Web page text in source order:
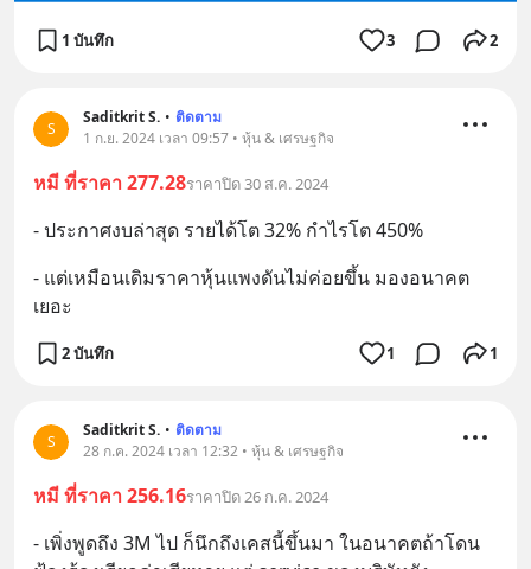
1 บันทึก 3 2
S
Saditkrit S. • ติดตาม
1 ก.ย. 2024 เวลา 09:57 • หุ้น & เศรษฐกิจ
หมี ที่ราคา 277.28ราคาปิด 30 ส.ค. 2024
- ประกาศงบล่าสุด รายได้โต 32% กำไรโต 450%
- แต่เหมือนเดิมราคาหุ้นแพงดันไม่ค่อยขึ้น มองอนาคต
เยอะ
2 บันทึก 1 1
S
Saditkrit S. • ติดตาม
28 ก.ค. 2024 เวลา 12:32 • หุ้น & เศรษฐกิจ
หมี ที่ราคา 256.16ราคาปิด 26 ก.ค. 2024
- เพิ่งพูดถึง 3M ไป ก็นึกถึงเคสนี้ขึ้นมา ในอนาคตถ้าโดน